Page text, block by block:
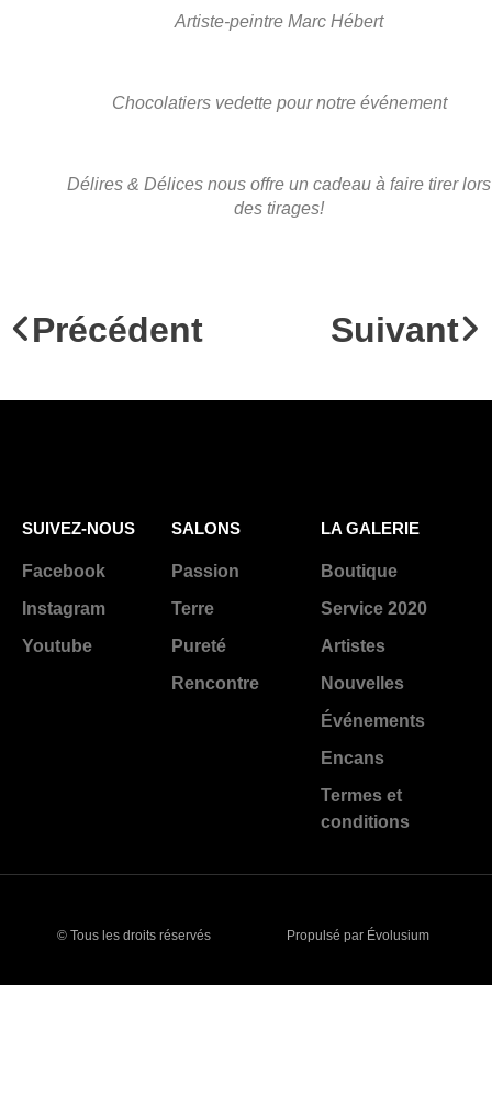
Artiste-peintre Marc Hébert
Chocolatiers vedette pour notre événement
Délires & Délices nous offre un cadeau à faire tirer lors
des tirages!
Précédent Suivant
SUIVEZ-NOUS
Facebook
Instagram
Youtube
SALONS
Passion
Terre
Pureté
Rencontre
LA GALERIE
Boutique
Service 2020
Artistes
Nouvelles
Événements
Encans
Termes et
conditions
© Tous les droits réservés Propulsé par Évolusium